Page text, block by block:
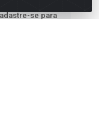
se para